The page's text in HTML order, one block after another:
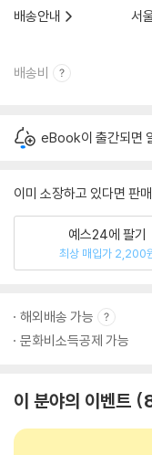
배송안내
서
배송비
eBook이 출간되면
이미 소장하고 있다면 판
예스24에 팔기
최상 매입가 2,200
해외배송 가능
문화비소득공제 가능
이 분야의 이벤트